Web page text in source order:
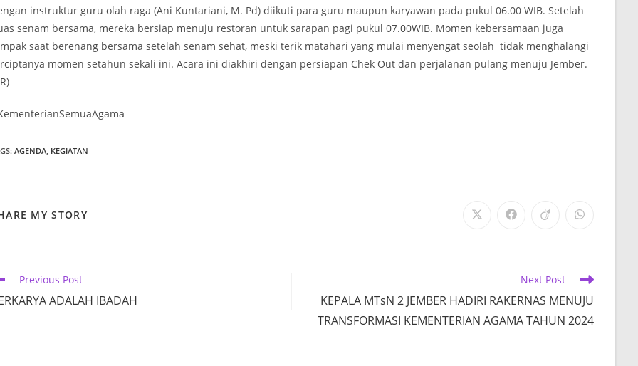
instruktur guru olah raga (Ani Kuntariani, M. Pd) diikuti para guru maupun karyawan pada pukul 06.00 WIB. Setelah
senam bersama, mereka bersiap menuju restoran untuk sarapan pagi pukul 07.00WIB. Momen kebersamaan juga
saat berenang bersama setelah senam sehat, meski terik matahari yang mulai menyengat seolah tidak menghalangi
momen setahun sekali ini. Acara ini diakhiri dengan persiapan Chek Out dan perjalanan pulang menuju Jember.
: AGENDA, KEGIATAN
MY STORYSHARE Opens Opens Opens Opens
Previous Post
ADALAH IBADAH
Next Post
KEPALA MTsN 2 JEMBER HADIRI RAKERNAS MENUJU
TRANSFORMASI KEMENTERIAN AGAMA TAHUN 2024